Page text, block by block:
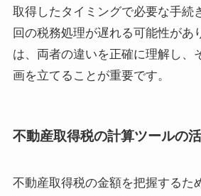
取得したタイミングで必要な手続
回の税務処理が遅れる可能性があ
は、両者の違いを正確に理解し、
画を立てることが重要です。
不動産取得税の計算ツールの
不動産取得税の金額を把握するた